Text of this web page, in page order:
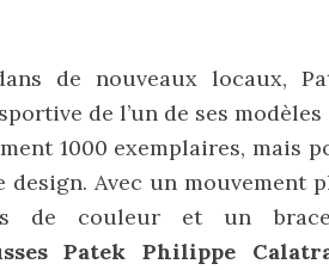
de nouveaux locaux,
de l’un de ses modèles
1000 exemplaires, mais
Avec un mouvement
de couleur et un
Patek Philippe